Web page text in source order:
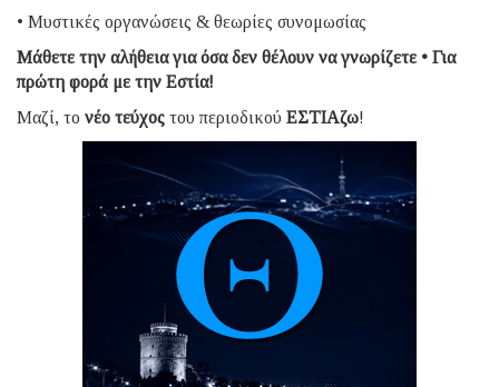
• Μυστικές οργανώσεις & θεωρίες συνομωσίας
Μάθετε την αλήθεια για όσα δεν θέλουν να γνωρίζετε • Για
πρώτη φορά με την Εστία!
Μαζί, το νέο τεύχος του περιοδικού ΕΣΤΙΑζω!